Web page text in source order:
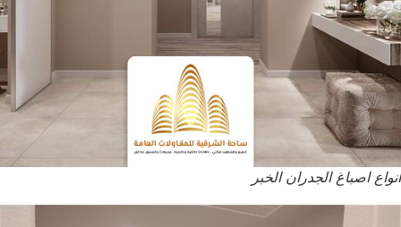
انواع اصباغ الجدران الخبر